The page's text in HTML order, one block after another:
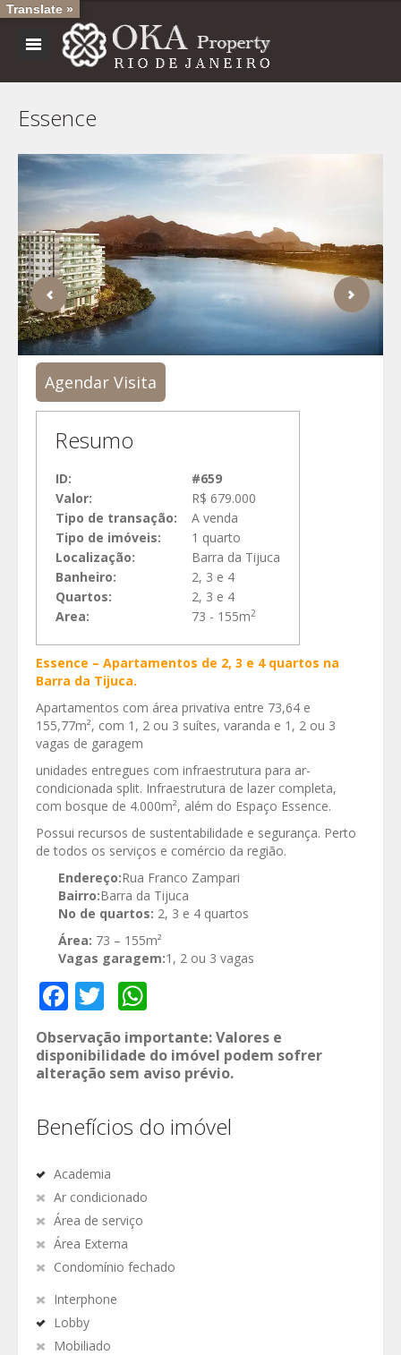
Essence
Agendar Visita
Resumo
ID:
#659
Valor:
R$ 679.000
Tipo de transação:
A venda
Tipo de imóveis:
1 quarto
Localização:
Barra da Tijuca
Banheiro:
2, 3 e 4
Quartos:
2, 3 e 4
Area:
73 - 155m2
Essence – Apartamentos de 2, 3 e 4 quartos na
Barra da Tijuca.
Apartamentos com área privativa entre 73,64 e
155,77m², com 1, 2 ou 3 suítes, varanda e 1, 2 ou 3
vagas de garagem
unidades entregues com infraestrutura para ar-
condicionada split. Infraestrutura de lazer completa,
com bosque de 4.000m², além do Espaço Essence.
Possui recursos de sustentabilidade e segurança. Perto
de todos os serviços e comércio da região.
Endereço:Rua Franco Zampari
Bairro:Barra da Tijuca
No de quartos: 2, 3 e 4 quartos
Área: 73 – 155m²
Vagas garagem:1, 2 ou 3 vagas
Facebook
Twitter
Observação importante: Valores e
disponibilidade do imóvel podem sofrer
alteração sem aviso prévio.
Benefícios do imóvel
Academia
Ar condicionado
Área de serviço
Área Externa
Condomínio fechado
Interphone
Lobby
Mobiliado
Translate »